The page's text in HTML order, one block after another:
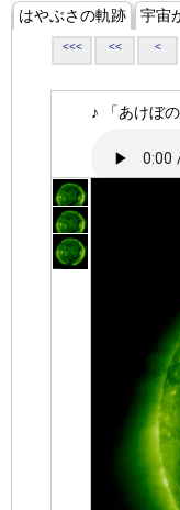
はやぶさの軌跡 宇宙
<<< << <
♪ 「あけぼの